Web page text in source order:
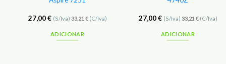
27,00€ (S/Iva) 33,21 €(C/Iva)
ADICIONAR
27,00€ (S/Iva) 33,21 €(C/Iva)
ADICIONAR